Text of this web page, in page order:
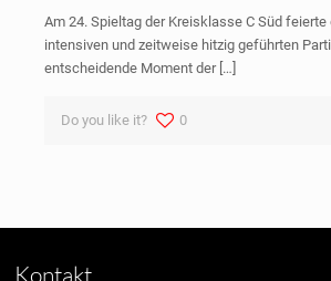
Am 24. Spieltag der Kreisklasse C Süd
intensiven und zeitweise hitzig geführten
entscheidende Moment der[…]
Do you like it? 0
Kontakt